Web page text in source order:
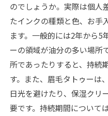
のでしょうか。実際は個人
たインクの種類と色、お手
ます。一般的には2年から5
ーの領域が油分の多い場所
所であったりすると、持続
す。また、眉毛タトゥーは
日光を避けたり、保湿クリ
要です。持続期間について